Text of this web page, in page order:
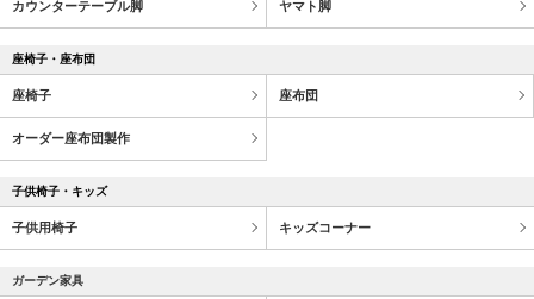
カウンターテーブル脚 ヤマト脚
座椅子・座布団
座椅子 座布団
オーダー座布団製作
子供椅子・キッズ
子供用椅子 キッズコーナー
ガーデン家具